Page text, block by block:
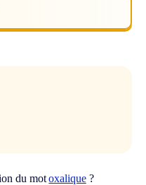
du motoxalique?